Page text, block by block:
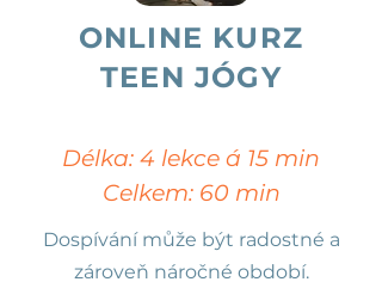
ONLINE KURZ
TEEN JÓGY
Délka: 4 lekce á 15 min
Celkem: 60 min
Dospívání může být radostné a
zároveň náročné období.